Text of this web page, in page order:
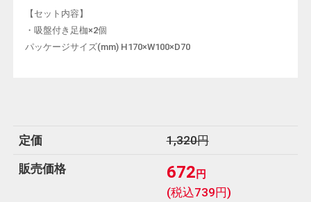
【セット内容】
・吸盤付き足枷×2個
パッケージサイズ(mm) H170×W100×D70
定価 1,320円
販売価格 672 円
(税込739円)